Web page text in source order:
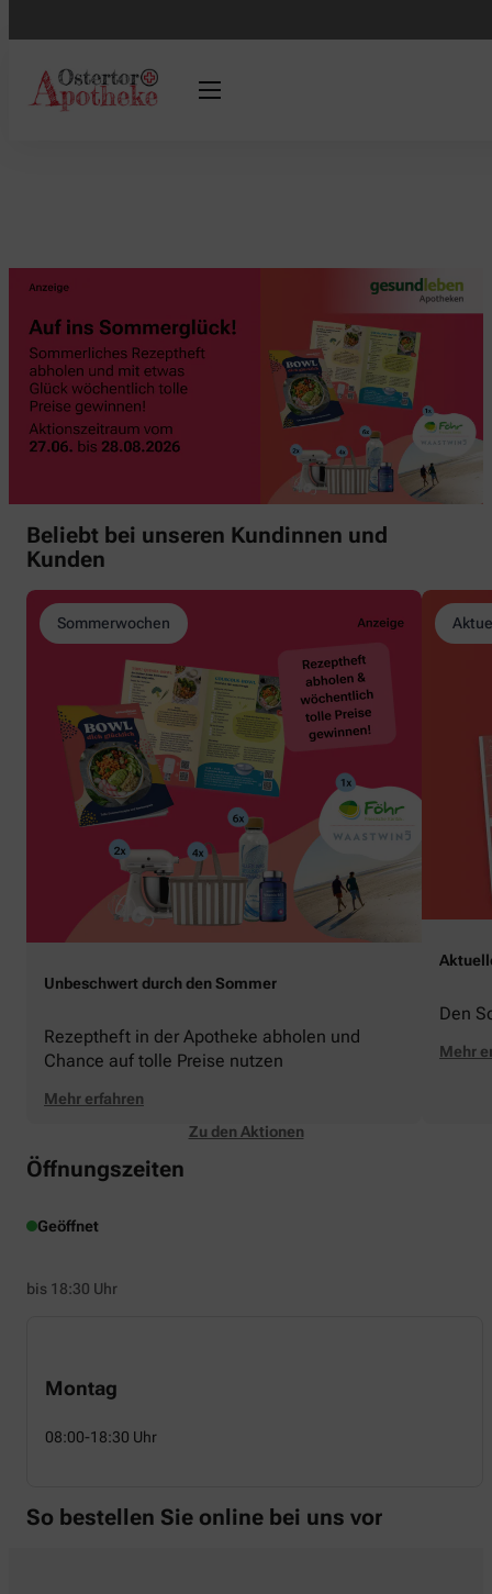
Beliebt bei unseren Kundinnen und
Kunden
Sommerwochen
Unbeschwert durch den Sommer
Rezeptheft in der Apotheke abholen und
Chance auf tolle Preise nutzen
Mehr erfahren
Den
Mehr
Zu den Aktionen
Öffnungszeiten
Geöffnet
bis 18:30 Uhr
Montag
08:00-18:30 Uhr
So bestellen Sie online bei uns vor